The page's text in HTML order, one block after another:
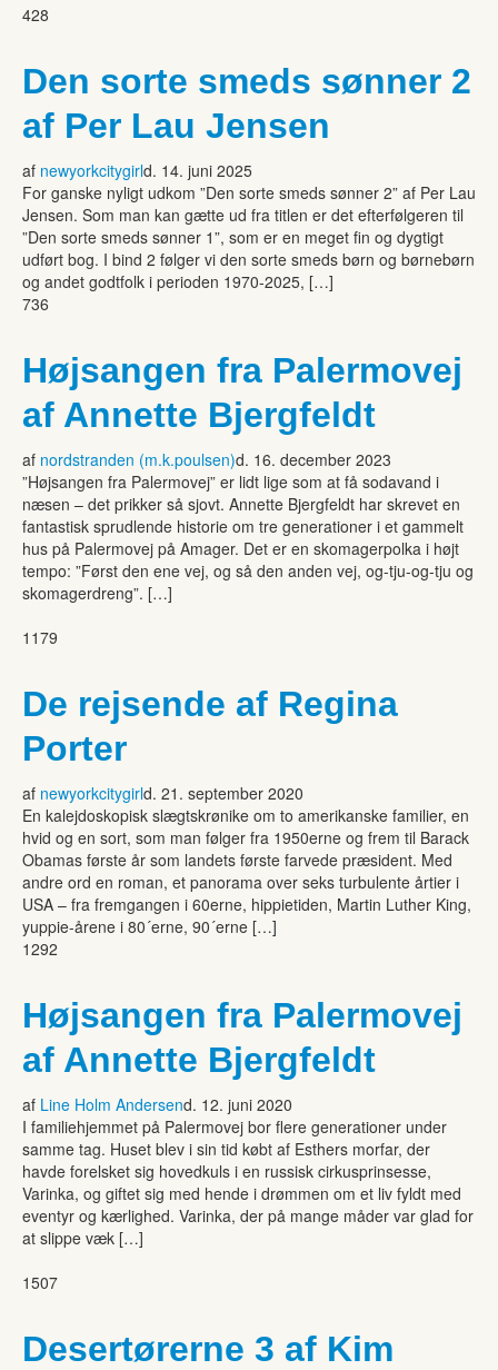
428
Den sorte smeds sønner 2
af Per Lau Jensen
af newyorkcitygirld. 14. juni 2025
For ganske nyligt udkom ”Den sorte smeds sønner 2” af Per Lau
Jensen. Som man kan gætte ud fra titlen er det efterfølgeren til
”Den sorte smeds sønner 1”, som er en meget fin og dygtigt
udført bog. I bind 2 følger vi den sorte smeds børn og børnebørn
og andet godtfolk i perioden 1970-2025, […]
736
Højsangen fra Palermovej
af Annette Bjergfeldt
af nordstranden (m.k.poulsen)d. 16. december 2023
”Højsangen fra Palermovej” er lidt lige som at få sodavand i
næsen – det prikker så sjovt. Annette Bjergfeldt har skrevet en
fantastisk sprudlende historie om tre generationer i et gammelt
hus på Palermovej på Amager. Det er en skomagerpolka i højt
tempo: ”Først den ene vej, og så den anden vej, og-tju-og-tju og
skomagerdreng”. […]
1179
De rejsende af Regina
Porter
af newyorkcitygirld. 21. september 2020
En kalejdoskopisk slægtskrønike om to amerikanske familier, en
hvid og en sort, som man følger fra 1950erne og frem til Barack
Obamas første år som landets første farvede præsident. Med
andre ord en roman, et panorama over seks turbulente årtier i
USA – fra fremgangen i 60erne, hippietiden, Martin Luther King,
yuppie-årene i 80´erne, 90´erne […]
1292
Højsangen fra Palermovej
af Annette Bjergfeldt
af Line Holm Andersend. 12. juni 2020
I familiehjemmet på Palermovej bor flere generationer under
samme tag. Huset blev i sin tid købt af Esthers morfar, der
havde forelsket sig hovedkuls i en russisk cirkusprinsesse,
Varinka, og giftet sig med hende i drømmen om et liv fyldt med
eventyr og kærlighed. Varinka, der på mange måder var glad for
at slippe væk […]
1507
Desertørerne 3 af Kim